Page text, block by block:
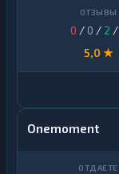
0 / 0 / 2 /
5,0 ★
Onemoment